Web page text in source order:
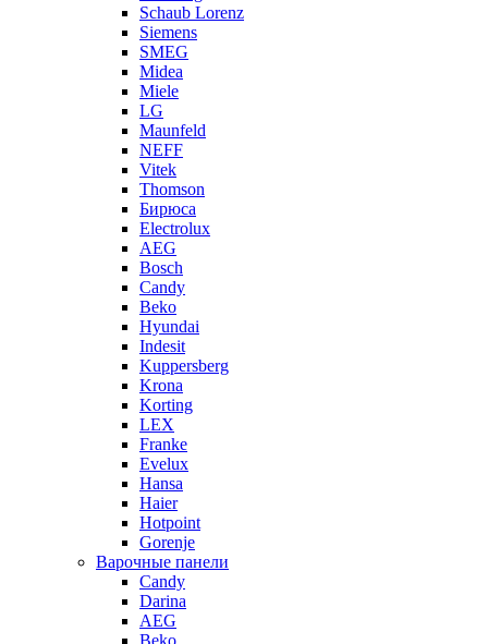
Schaub Lorenz
Siemens
SMEG
Midea
Miele
LG
Maunfeld
NEFF
Vitek
Thomson
Бирюса
Electrolux
AEG
Bosch
Candy
Beko
Hyundai
Indesit
Kuppersberg
Krona
Korting
LEX
Franke
Evelux
Hansa
Haier
Hotpoint
Gorenje
Варочные панели
Candy
Darina
AEG